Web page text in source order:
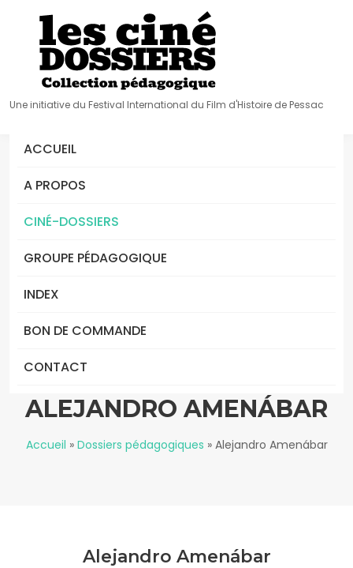
Une initiative du Festival International du Film d'Histoire de Pessac
ACCUEIL
A PROPOS
CINÉ-DOSSIERS
GROUPE PÉDAGOGIQUE
INDEX
BON DE COMMANDE
CONTACT
ALEJANDRO AMENÁBAR
Accueil » Dossiers pédagogiques » Alejandro Amenábar
Alejandro Amenábar